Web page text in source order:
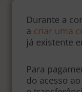
Durante a
a criar uma
já existente
Para
do acesso